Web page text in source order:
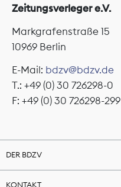
Zeitungsverleger e.V.
Markgrafenstraße 15
10969 Berlin
E-Mail: bdzv@bdzv.de
T.: +49 (0) 30 726298-0
F: +49 (0) 30 726298-299
DER BDZV
KONTAKT